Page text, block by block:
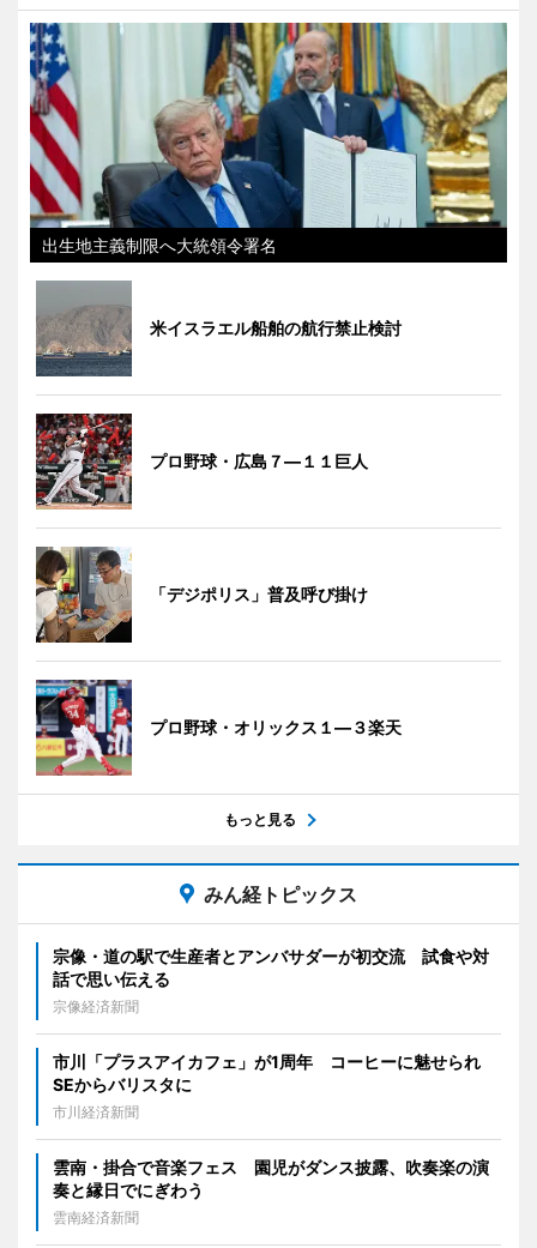
出生地主義制限へ大統領令署名
米イスラエル船舶の航行禁止検討
プロ野球・広島７―１１巨人
「デジポリス」普及呼び掛け
プロ野球・オリックス１―３楽天
もっと見る
みん経トピックス
宗像・道の駅で生産者とアンバサダーが初交流 試食や対
話で思い伝える
宗像経済新聞
市川「プラスアイカフェ」が1周年 コーヒーに魅せられ
SEからバリスタに
市川経済新聞
雲南・掛合で音楽フェス 園児がダンス披露、吹奏楽の演
奏と縁日でにぎわう
雲南経済新聞